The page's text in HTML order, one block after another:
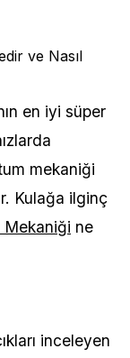
en iyi süper
mekaniği
Kulağa ilginç
Mekaniği ne
inceleyen